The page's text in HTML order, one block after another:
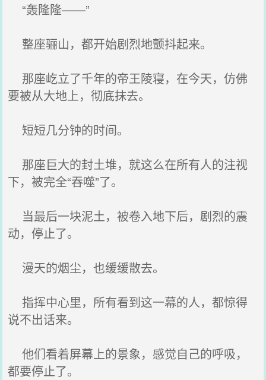
“轰隆隆——”
整座骊山，都开始剧烈地颤抖起来。
那座屹立了千年的帝王陵寝，在今天，仿佛
要被从大地上，彻底抹去。
短短几分钟的时间。
那座巨大的封土堆，就这么在所有人的注视
下，被完全“吞噬”了。
当最后一块泥土，被卷入地下后，剧烈的震
动，停止了。
漫天的烟尘，也缓缓散去。
指挥中心里，所有看到这一幕的人，都惊得
说不出话来。
他们看着屏幕上的景象，感觉自己的呼吸，
都要停止了。